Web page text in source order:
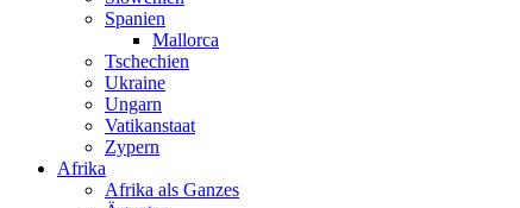
Spanien
Mallorca
Tschechien
Ukraine
Ungarn
Vatikanstaat
Zypern
Afrika
Afrika als Ganzes